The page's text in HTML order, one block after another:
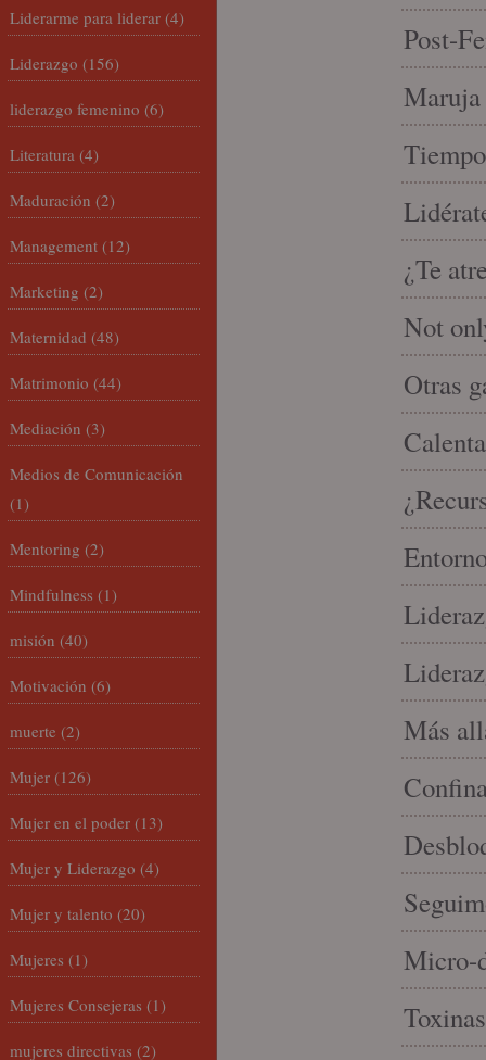
Post-
Maruja
¿Te
Not
Otras
Más
Micro-
Liderarme para liderar (4)
Liderazgo (156)
liderazgo femenino (6)
Literatura (4)
Maduración (2)
Management (12)
Marketing (2)
Maternidad (48)
Matrimonio (44)
Mediación (3)
Medios de Comunicación
(1)
Mentoring (2)
Mindfulness (1)
misión (40)
Motivación (6)
muerte (2)
Mujer (126)
Mujer en el poder (13)
Mujer y Liderazgo (4)
Mujer y talento (20)
Mujeres (1)
Mujeres Consejeras (1)
mujeres directivas (2)